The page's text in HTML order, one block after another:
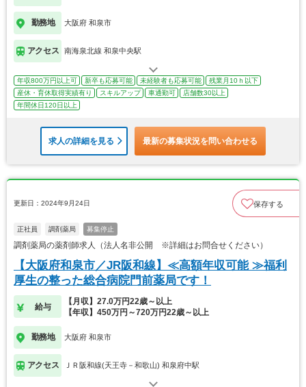
勤務地 大阪府 和泉市
アクセス 南海泉北線 和泉中央駅
年収800万円以上可 新卒も応募可能 未経験者も応募可能
残業月10ｈ以下
産休・育休取得実績有り
スキルアップ 車通勤可
店舗数30以上
年間休日120日以上
求人の詳細を見る 最新の募集状況を問い合わせる
更新日：2024年9月24日 保存する
正社員 調剤薬局 募集停止
調剤薬局の薬剤師求人（法人名非公開 ※詳細はお問合せください）
【大阪府和泉市／JR阪和線】≪高額年収可能 ≫福利
厚生の整った総合病院門前薬局です！
給与
【月収】27.0万円22歳～以上
【年収】450万円～720万円22歳～以上
勤務地 大阪府 和泉市
アクセス ＪＲ阪和線(天王寺－和歌山) 和泉府中駅